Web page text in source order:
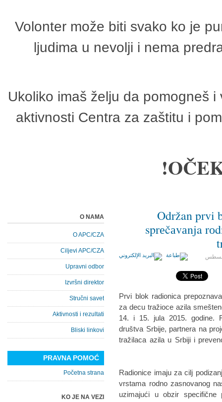
Volonter može biti svako ko je
ljudima u nevolji i nema
Ukoliko imaš želju da pomogneš
aktivnosti Centra za zaštitu i
Održan prvi
sprеčаvаnja
أغسطس
Prvi blok radionica
za decu tražioce azila
14. i 15. jula 2015. godine.
društva Srbije, partnera na
tražilaca azila u Srbiji i
Radionice imaju za cilj
vrstama rodno zasnovanog
uzimajući u obzir
O NAMA
O APC/CZA
Ciljevi APC/CZA
Upravni odbor
Izvršni direktor
Stručni savet
Aktivnosti i rezultati
Bliski linkovi
PRAVNA POMOĆ
Početna strana
KO JE NA VEZI